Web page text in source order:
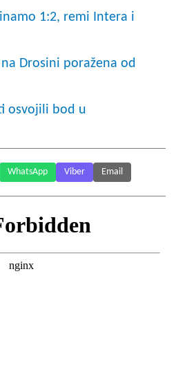
1:2, remi Intera i
na Drosini poražena od
osvojili bod u
WhatsApp Viber Email